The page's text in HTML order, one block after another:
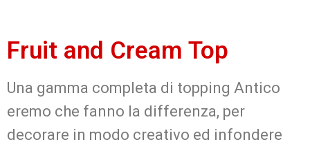
Fruit and Cream Top
Una gamma completa di topping Antico
eremo che fanno la differenza, per
decorare in modo creativo ed infondere